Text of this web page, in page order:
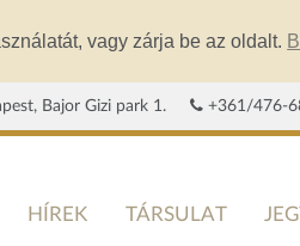
vagy zárja be az oldalt.
Bajor Gizi park 1. +361/476-
HÍREK TÁRSULAT